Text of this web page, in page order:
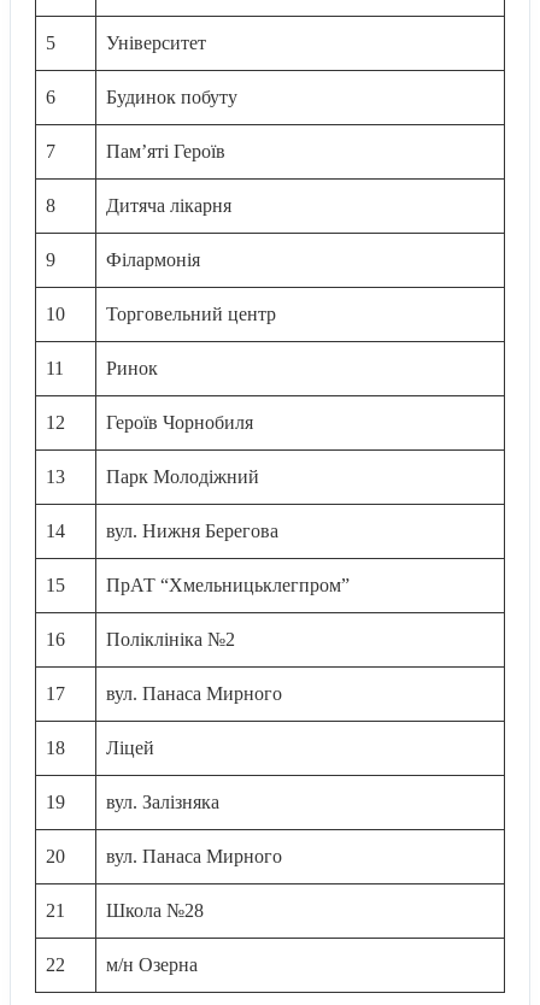
5 Університет
6 Будинок побуту
7 Пам’яті Героїв
8 Дитяча лікарня
9 Філармонія
10 Торговельний центр
11 Ринок
12 Героїв Чорнобиля
13 Парк Молодіжний
14 вул. Нижня Берегова
15 ПрАТ “Хмельницьклегпром”
16 Поліклініка №2
17 вул. Панаса Мирного
18 Ліцей
19 вул. Залізняка
20 вул. Панаса Мирного
21 Школа №28
22 м/н Озерна